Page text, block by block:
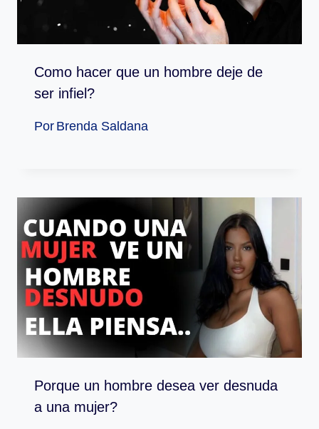
Como hacer que un hombre deje de
ser infiel?
Por Brenda Saldana
Porque un hombre desea ver desnuda
a una mujer?